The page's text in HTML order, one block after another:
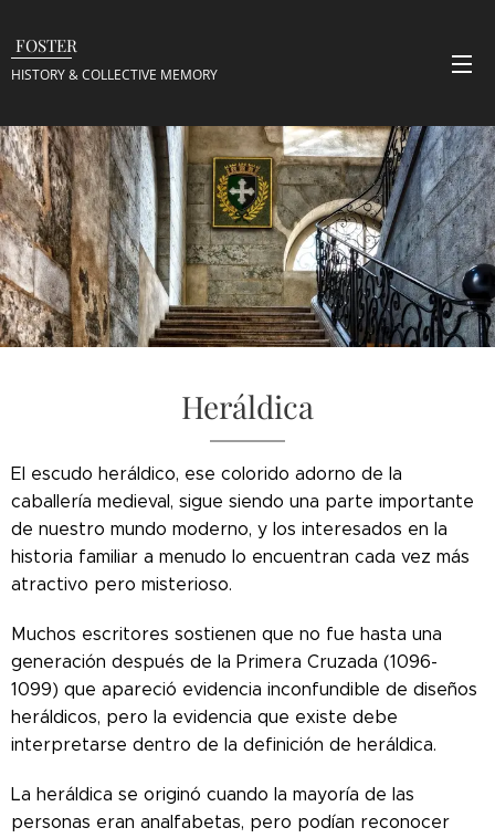
FOSTER
HISTORY & COLLECTIVE MEMORY
Heráldica
El escudo heráldico, ese colorido adorno de la
caballería medieval, sigue siendo una parte importante
de nuestro mundo moderno, y los interesados ​​en la
historia familiar a menudo lo encuentran cada vez más
atractivo pero misterioso.
Muchos escritores sostienen que no fue hasta una
generación después de la Primera Cruzada (1096-
1099) que apareció evidencia inconfundible de diseños
heráldicos, pero la evidencia que existe debe
interpretarse dentro de la definición de heráldica.
La heráldica se originó cuando la mayoría de las
personas eran analfabetas, pero podían reconocer